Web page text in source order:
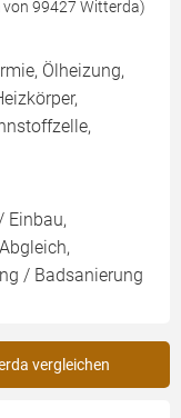
von 99427 Witterda)
Ölheizung,
Einbau,
/ Badsanierung
vergleichen